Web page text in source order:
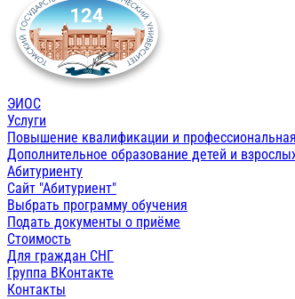
ЭИОС
Услуги
Повышение квалификации и
Дополнительное образование детей и
Абитуриенту
Сайт "Абитуриент"
Выбрать программу обучения
Подать документы о приёме
Стоимость
Для граждан СНГ
Группа ВКонтакте
Контакты